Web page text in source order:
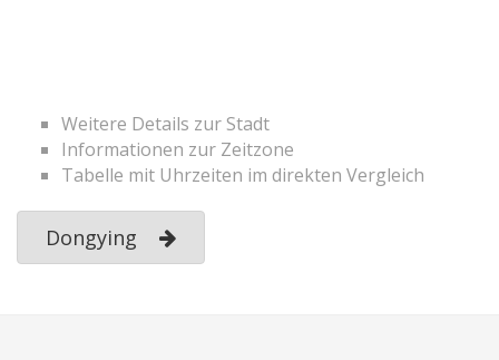
Weitere Details zur Stadt
Informationen zur Zeitzone
Tabelle mit Uhrzeiten im direkten Vergleich
Dongying